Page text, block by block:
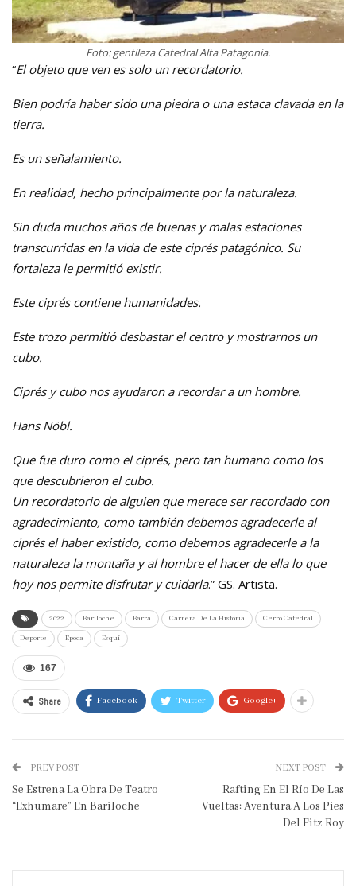
Foto: gentileza Catedral Alta Patagonia.
“El objeto que ven es solo un recordatorio.
Bien podría haber sido una piedra o una estaca clavada en la
tierra.
Es un señalamiento.
En realidad, hecho principalmente por la naturaleza.
Sin duda muchos años de buenas y malas estaciones
transcurridas en la vida de este ciprés patagónico. Su
fortaleza le permitió existir.
Este ciprés contiene humanidades.
Este trozo permitió desbastar el centro y mostrarnos un
cubo.
Ciprés y cubo nos ayudaron a recordar a un hombre.
Hans Nöbl.
Que fue duro como el ciprés, pero tan humano como los
que descubrieron el cubo.
Un recordatorio de alguien que merece ser recordado con
agradecimiento, como también debemos agradecerle al
ciprés el haber existido, como debemos agradecerle a la
naturaleza la montaña y al hombre el hacer de ella lo que
hoy nos permite disfrutar y cuidarla.” GS. Artista.
2022 Bariloche Barra Carrera De La Historia Cerro Catedral
Deporte Época Esquí
167
Share Facebook Twitter Google+
PREV POST
Se Estrena La Obra De Teatro
“Exhumare” En Bariloche
NEXT POST
Rafting En El Río De Las
Vueltas: Aventura A Los Pies
Del Fitz Roy